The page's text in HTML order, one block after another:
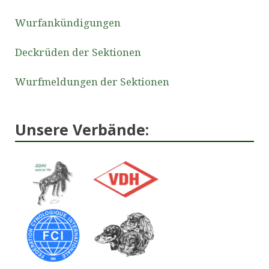
Wurfankündigungen
Deckrüden der Sektionen
Wurfmeldungen der Sektionen
Unsere Verbände: